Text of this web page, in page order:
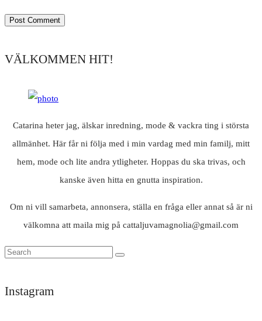
VÄLKOMMEN HIT!
Catarina heter jag, älskar inredning, mode & vackra ting i största
allmänhet. Här får ni följa med i min vardag med min familj, mitt
hem, mode och lite andra ytligheter. Hoppas du ska trivas, och
kanske även hitta en gnutta inspiration.
Om ni vill samarbeta, annonsera, ställa en fråga eller annat så är ni
välkomna att maila mig på cattaljuvamagnolia@gmail.com
Instagram